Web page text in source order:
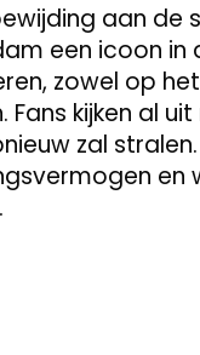
aan de
een icoon
zowel op
Fans kijken al
zal
en